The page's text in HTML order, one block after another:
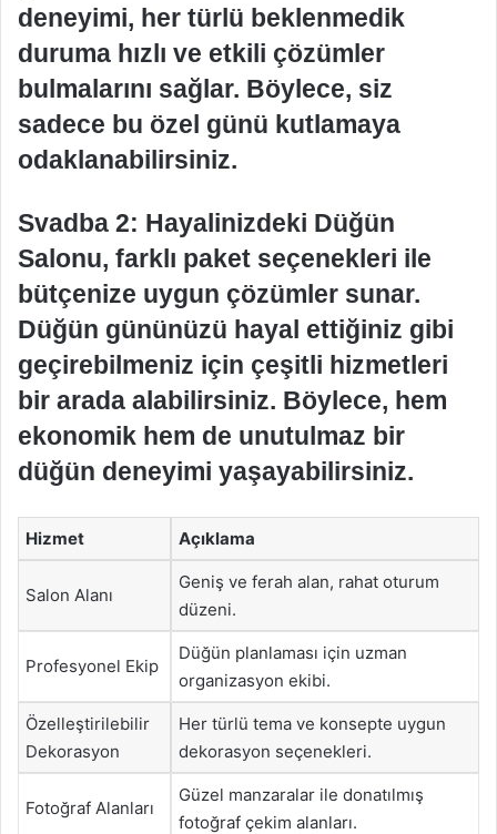
deneyimi, her türlü beklenmedik
duruma hızlı ve etkili çözümler
bulmalarını sağlar. Böylece, siz
sadece bu özel günü kutlamaya
odaklanabilirsiniz.
Svadba 2: Hayalinizdeki Düğün
Salonu, farklı paket seçenekleri ile
bütçenize uygun çözümler sunar.
Düğün gününüzü hayal ettiğiniz gibi
geçirebilmeniz için çeşitli hizmetleri
bir arada alabilirsiniz. Böylece, hem
ekonomik hem de unutulmaz bir
düğün deneyimi yaşayabilirsiniz.
Hizmet Açıklama
Salon Alanı
Geniş ve ferah alan, rahat oturum
düzeni.
Profesyonel Ekip
Düğün planlaması için uzman
organizasyon ekibi.
Özelleştirilebilir
Dekorasyon
Her türlü tema ve konsepte uygun
dekorasyon seçenekleri.
Fotoğraf Alanları
Güzel manzaralar ile donatılmış
fotoğraf çekim alanları.